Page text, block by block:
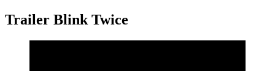
Trailer Blink Twice